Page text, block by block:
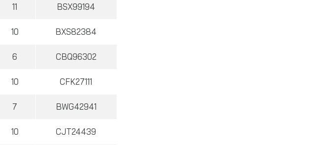
11 BSX99194
10 BXS82384
6 CBQ96302
10 CFK27111
7 BWG42941
10 CJT24439